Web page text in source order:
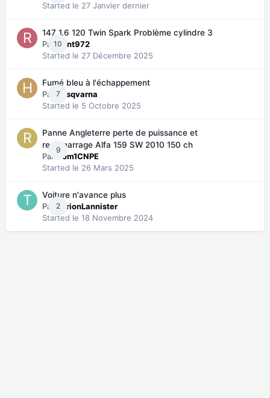
Started le 27 Janvier dernier
10
147 1.6 120 Twin Spark Problème cylindre 3
ParRent972
Started le 27 Décembre 2025
7
Fumé bleu à l'échappement
Parhusqvarna
Started le 5 Octobre 2025
9
Panne Angleterre perte de puissance et
redémarrage Alfa 159 SW 2010 150 ch
Par
Rom1CNPE
Started le 26 Mars 2025
2
Voiture n'avance plus
Par TyrionLannister
Started le 18 Novembre 2024